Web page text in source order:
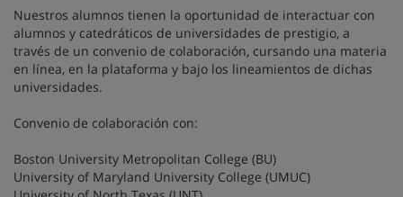
Nuestros alumnos tienen la oportunidad de interactuar con
alumnos y catedráticos de universidades de prestigio, a
través de un convenio de colaboración, cursando una materia
en línea, en la plataforma y bajo los lineamientos de dichas
universidades.
Convenio de colaboración con:
Boston University Metropolitan College (BU)
University of Maryland University College (UMUC)